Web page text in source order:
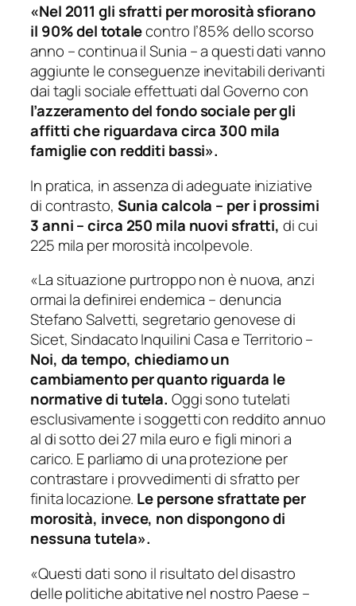
«Nel 2011 gli sfratti per morosità sfiorano
il 90% del totalecontro l’85% dello scorso
anno – continua il Sunia –a questi dati vanno
aggiunte le conseguenze inevitabili derivanti
dai tagli sociale effettuati dal Governo con
l’azzeramento del fondo sociale per gli
affitti che riguardava circa 300 mila
famiglie con redditi bassi».
In pratica, in assenza di adeguate iniziative
di contrasto, Suniacalcola – per i prossimi
3 anni – circa 250 mila nuovi sfratti,di cui
225 mila per morosità incolpevole.
«La situazione purtroppo non è nuova, anzi
ormai la definirei endemica – denuncia
Stefano Salvetti, segretario genovese di
Sicet, Sindacato Inquilini Casa e Territorio –
Noi, da tempo, chiediamo un
cambiamento per quanto riguarda le
normative di tutela. Oggi sono tutelati
esclusivamente i soggetti con reddito annuo
al di sotto dei 27 mila euro e figli minori a
carico. E parliamo di una protezione per
contrastare i provvedimenti di sfratto per
finita locazione. Le persone sfrattate per
morosità, invece, non dispongono di
nessuna tutela».
«Questi dati sono il risultato del disastro
delle politiche abitative nel nostro Paese –